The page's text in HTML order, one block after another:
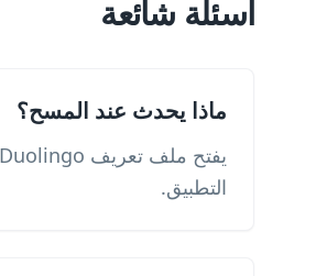
أسئلة شائعة
ماذا يحدث عند المسح؟
التطبيق.